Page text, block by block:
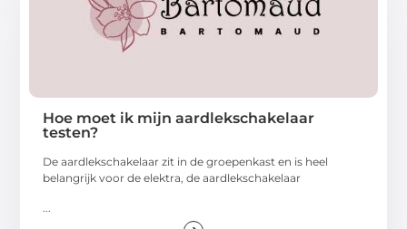
Hoe moet ik mijn aardlekschakelaar
testen?
De aardlekschakelaar zit in de groepenkast en is heel
belangrijk voor de elektra, de aardlekschakelaar